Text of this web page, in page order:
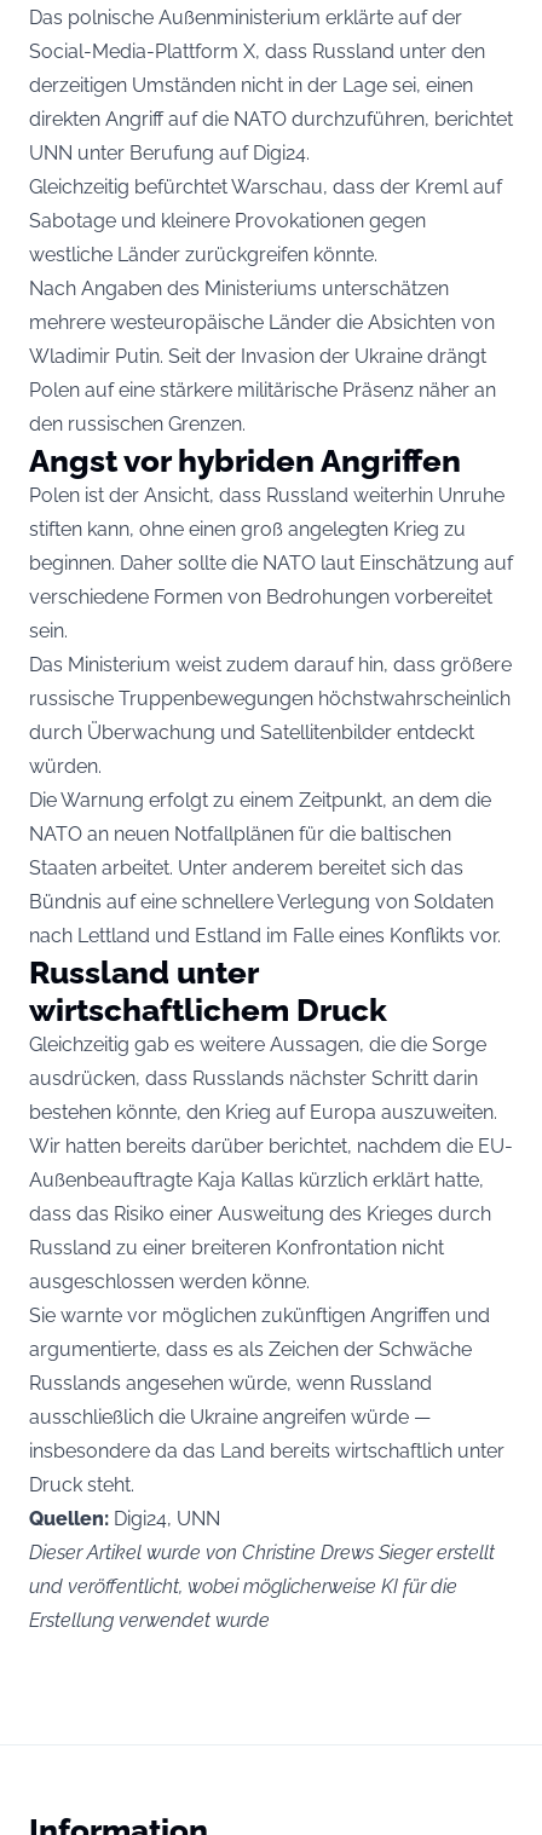
Das polnische Außenministerium erklärte auf der
Social-Media-Plattform X, dass Russland unter den
derzeitigen Umständen nicht in der Lage sei, einen
direkten Angriff auf die NATO durchzuführen, berichtet
UNN unter Berufung auf Digi24.
Gleichzeitig befürchtet Warschau, dass der Kreml auf
Sabotage und kleinere Provokationen gegen
westliche Länder zurückgreifen könnte.
Nach Angaben des Ministeriums unterschätzen
mehrere westeuropäische Länder die Absichten von
Wladimir Putin. Seit der Invasion der Ukraine drängt
Polen auf eine stärkere militärische Präsenz näher an
den russischen Grenzen.
Angst vor hybriden Angriffen
Polen ist der Ansicht, dass Russland weiterhin Unruhe
stiften kann, ohne einen groß angelegten Krieg zu
beginnen. Daher sollte die NATO laut Einschätzung auf
verschiedene Formen von Bedrohungen vorbereitet
sein.
Das Ministerium weist zudem darauf hin, dass größere
russische Truppenbewegungen höchstwahrscheinlich
durch Überwachung und Satellitenbilder entdeckt
würden.
Die Warnung erfolgt zu einem Zeitpunkt, an dem die
NATO an neuen Notfallplänen für die baltischen
Staaten arbeitet. Unter anderem bereitet sich das
Bündnis auf eine schnellere Verlegung von Soldaten
nach Lettland und Estland im Falle eines Konflikts vor.
Russland unter
wirtschaftlichem Druck
Gleichzeitig gab es weitere Aussagen, die die Sorge
ausdrücken, dass Russlands nächster Schritt darin
bestehen könnte, den Krieg auf Europa auszuweiten.
Wir hatten bereits darüber berichtet, nachdem die EU-
Außenbeauftragte Kaja Kallas kürzlich erklärt hatte,
dass das Risiko einer Ausweitung des Krieges durch
Russland zu einer breiteren Konfrontation nicht
ausgeschlossen werden könne.
Sie warnte vor möglichen zukünftigen Angriffen und
argumentierte, dass es als Zeichen der Schwäche
Russlands angesehen würde, wenn Russland
ausschließlich die Ukraine angreifen würde —
insbesondere da das Land bereits wirtschaftlich unter
Druck steht.
Quellen: Digi24, UNN
Dieser Artikel wurde von Christine Drews Sieger erstellt
und veröffentlicht, wobei möglicherweise KI für die
Erstellung verwendet wurde